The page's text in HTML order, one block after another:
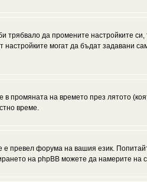
да промените настройките
могат да бъдат задавани
промяната на времето през лятото
време.
превел форума на вашия език.
на phpBB можете да намерите на